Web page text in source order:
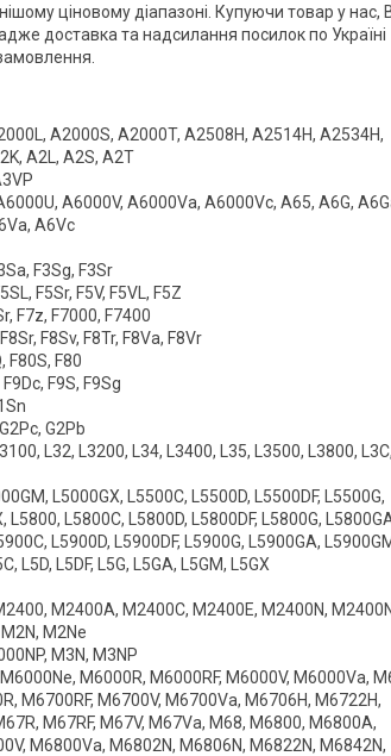
ціновому діапазоні. Купуючи товар у нас,
доставка та надсилання посилок по Україні
A2000S, A2000T, A2508H, A2514H, A2534H,
A2L, A2S, A2T
A6000V, A6000Va, A6000Vc, A65, A6G,
A6Vc
F3Sg, F3Sr
F5Sr, F5V, F5VL, F5Z
F7z, F7000, F7400
F8Sv, F8Tr, F8Va, F8Vr
F80S, F80
F9S, F9Sg
G2Pb
L32, L3200, L34, L3400, L35, L3500, L3800, L3C,
L5000GX, L5500C, L5500D, L5500DF, L5500G,
L5800, L5800C, L5800D, L5800DF, L5800G,
L5900D, L5900DF, L5900G, L5900GA,
L5D, L5DF, L5G, L5GA, L5GM, L5GX
M2400A, M2400C, M2400E, M2400N,
M2Ne
M3N, M3NP
M6000R, M6000RF, M6000V, M6000Va,
M6700RF, M6700V, M6700Va, M6706H, M6722H,
M67RF, M67V, M67Va, M68, M6800, M6800A,
M6800Va, M6802N, M6806N, M6822N, M6842N,